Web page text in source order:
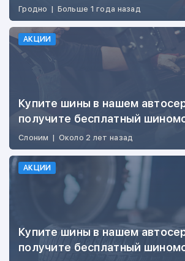
Гродно | Больше 1 года назад
АКЦИИ
Купите шины в нашем
получите бесплатный
Слоним | Около 2 лет назад
АКЦИИ
Купите шины в нашем
получите бесплатный